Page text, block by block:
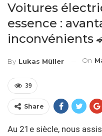
Voitures
essence :
inconvénients
By Lukas Müller On
39
Share
Au 21e siècle, nous